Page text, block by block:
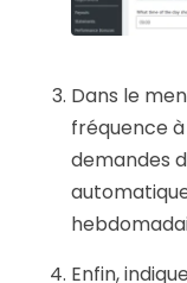
Dans le
fréquence
demandes
Enfin,